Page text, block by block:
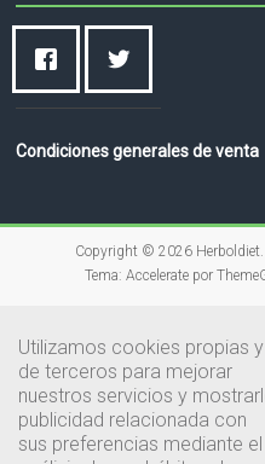
Condiciones generales de venta
Copyright © 2026 Herboldiet
Tema:Accelerate por
Utilizamos cookies propias y
de terceros para mejorar
nuestros servicios y
publicidad relacionada con
sus preferencias mediante el